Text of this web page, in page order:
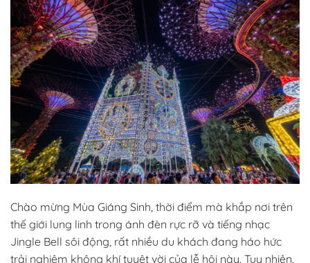
Chào mừng Mùa Giáng Sinh, thời điểm mà khắp nơi trên
thế giới lung linh trong ánh đèn rực rỡ và tiếng nhạc
Jingle Bell sôi động, rất nhiều du khách đang háo hức
trải nghiệm không khí tuyệt vời của lễ hội này. Tuy nhiên,